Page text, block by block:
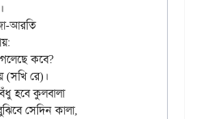
আরতি
কবে?
হবে কুলবালা
সেদিন কালা,